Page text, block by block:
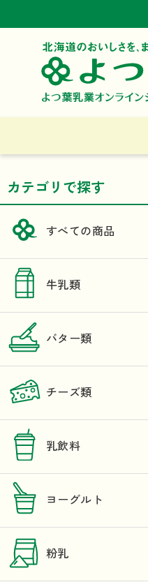
カテゴリで探す
すべての商品
牛乳類
バター類
チーズ類
乳飲料
ヨーグルト
粉乳